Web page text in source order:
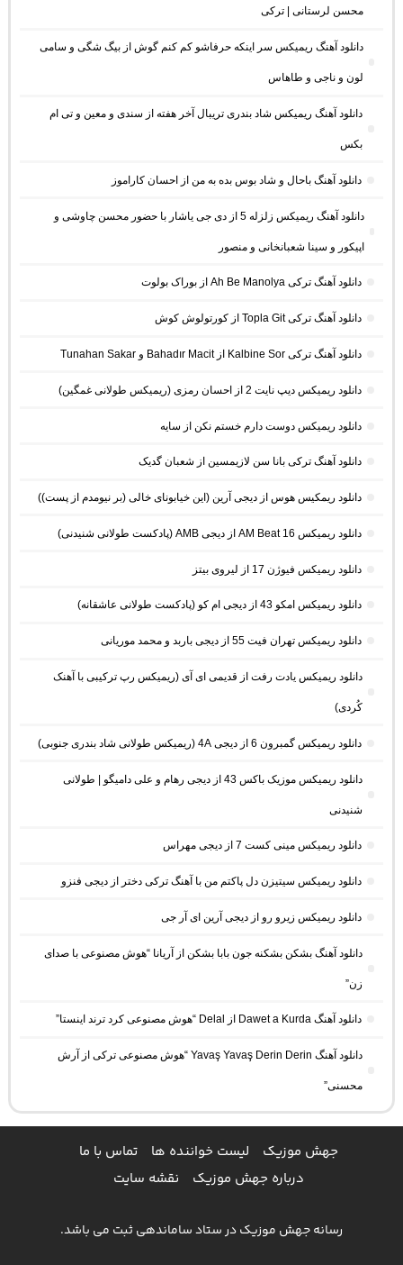
محسن لرستانی | ترکی
دانلود آهنگ ریمیکس سر اینکه حرفاشو کم کنم گوش از بیگ شگی و سامی
لون و ناجی و طاهاس
دانلود آهنگ ریمیکس شاد بندری تریبال آخر هفته از سندی و معین و تی ام
بکس
دانلود آهنگ باحال و شاد بوس بده به من از احسان کاراموز
دانلود آهنگ ریمیکس زلزله 5 از دی جی یاشار با حضور محسن چاوشی و
اپیکور و سینا شعبانخانی و منصور
دانلود آهنگ ترکی Ah Be Manolya از بوراک بولوت
دانلود آهنگ ترکی Topla Git از کورتولوش کوش
دانلود آهنگ ترکی Kalbine Sor از Bahadır Macit و Tunahan Sakar
دانلود ریمیکس دیپ نایت 2 از احسان رمزی (ریمیکس طولانی غمگین)
دانلود ریمیکس دوست دارم خستم نکن از سایه
دانلود آهنگ ترکی بانا سن لازیمسین از شعبان گدیک
دانلود ریمکیس هوس از دیجی آرین (این خیابونای خالی (بر نیومدم از پست))
دانلود ریمیکس AM Beat 16 از دیجی AMB (پادکست طولانی شنیدنی)
دانلود ریمیکس فیوژن 17 از لیروی بیتز
دانلود ریمیکس امکو 43 از دیجی ام کو (پادکست طولانی عاشقانه)
دانلود ریمیکس تهران فیت 55 از دیجی باربد و محمد موریانی
دانلود ریمیکس یادت رفت از قدیمی ای آی (ریمیکس رپ ترکیبی با آهنک
کُردی)
دانلود ریمیکس گمبرون 6 از دیجی 4A (ریمیکس طولانی شاد بندری جنوبی)
دانلود ریمیکس موزیک باکس 43 از دیجی رهام و علی دامیگو | طولانی
شنیدنی
دانلود ریمیکس مینی کست 7 از دیجی مهراس
دانلود ریمیکس سیتیزن دل پاکتم من با آهنگ ترکی دختر از دیجی فنزو
دانلود ریمیکس زیرو رو از دیجی آرین ای آر جی
دانلود آهنگ بشکن بشکنه جون بابا بشکن از آریانا “هوش مصنوعی با صدای
زن”
دانلود آهنگ Dawet a Kurda از Delal “هوش مصنوعی کرد ترند اینستا”
دانلود آهنگ Yavaş Yavaş Derin Derin “هوش مصنوعی ترکی از آرش
محسنی”
جهش موزیک لیست خواننده ها
تماس با ما
درباره جهش موزیک
نقشه سایت
رسانه جهش موزیک در ستاد ساماندهی ثبت می باشد.